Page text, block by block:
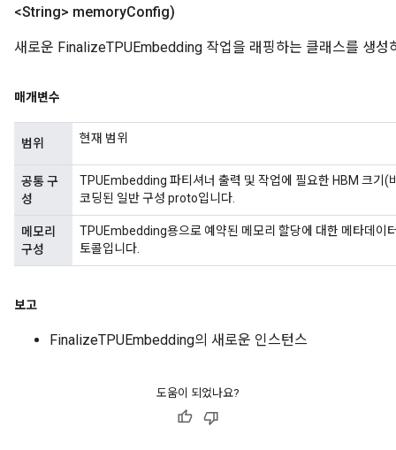
<String> memoryConfig)
새로운 FinalizeTPUEmbedding 작업을 래핑하는 클래스를 생성
매개변수
범위 현재 범위
공통 구
성
TPUEmbedding 파티셔너 출력 및 작업에 필요한 HBM 크기(
코딩된 일반 구성 proto입니다.
메모리
구성
TPUEmbedding용으로 예약된 메모리 할당에 대한 메타데이
토콜입니다.
보고
FinalizeTPUEmbedding의 새로운 인스턴스
도움이 되었나요?